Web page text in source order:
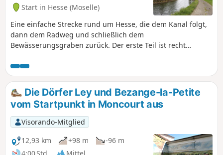
Start in Hesse (Moselle)
Eine einfache Strecke rund um Hesse, die dem Kanal folgt,
dann dem Radweg und schließlich dem
Bewässerungsgraben zurück. Der erste Teil ist recht
Landschaft und die Natur.
Die Dörfer Ley und Bezange-la-Petite
vom Startpunkt in Moncourt aus
Visorando-Mitglied
12,93 km
+98 m
-96 m